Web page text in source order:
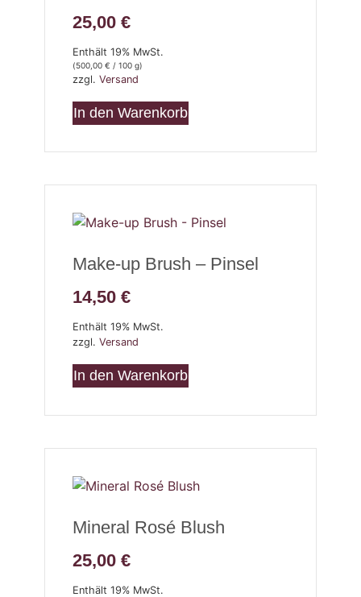
25,00 €
Enthält 19% MwSt.
(500,00 € / 100 g)
zzgl. Versand
In den Warenkorb
Make-up Brush – Pinsel
14,50 €
Enthält 19% MwSt.
zzgl. Versand
In den Warenkorb
Mineral Rosé Blush
25,00 €
Enthält 19% MwSt.